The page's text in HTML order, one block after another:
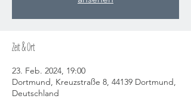
Zeit & Ort
23. Feb. 2024, 19:00
Dortmund, Kreuzstraße 8, 44139 Dortmund,
Deutschland